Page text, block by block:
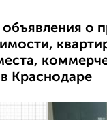
о
Краснодаре